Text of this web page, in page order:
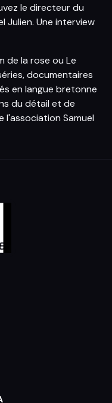
le directeur du
Julien. Une interview
de la rose ou Le
documentaires
en langue bretonne
du détail et de
l'association Samuel